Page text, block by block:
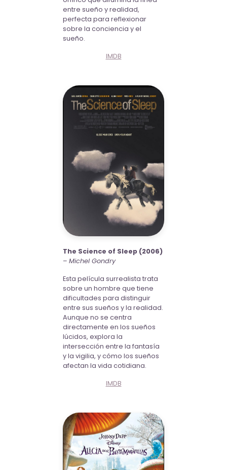
entre sueño y realidad,
perfecta para reflexionar
sobre la conciencia y el
sueño.
IMDB
The Science of Sleep (2006)
– Michel Gondry
Esta película surrealista trata
sobre un hombre que tiene
dificultades para distinguir
entre sus sueños y la realidad.
Aunque no se centra
directamente en los sueños
lúcidos, explora la
intersección entre la fantasía
y la vigilia, y cómo los sueños
afectan la vida cotidiana.
IMDB